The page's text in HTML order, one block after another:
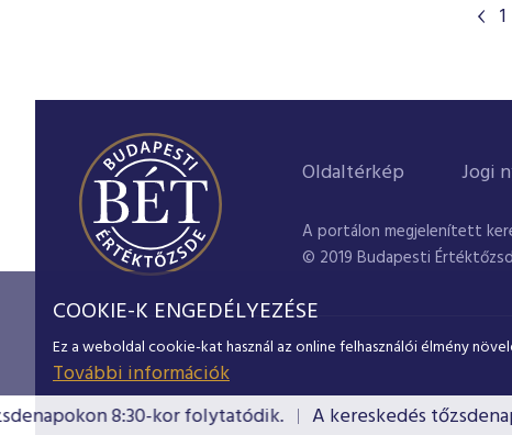
8:30-kor folytatódik. A kereskedés
1
Oldaltérkép Jogi
A portálon megjelenített
© 2019 Budapesti
COOKIE-K ENGEDÉLYEZÉSE
Ez a weboldal cookie-kat használ az online felhasználói élmény
További információk